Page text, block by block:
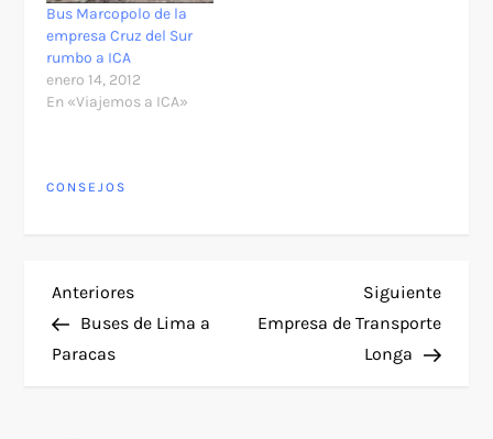
Bus Marcopolo de la
empresa Cruz del Sur
rumbo a ICA
enero 14, 2012
En «Viajemos a ICA»
CONSEJOS
N
a
Entrada
anterior
Anteriores
Buses de Lima a
Paracas
Siguiente
Empresa de Transporte
Longa